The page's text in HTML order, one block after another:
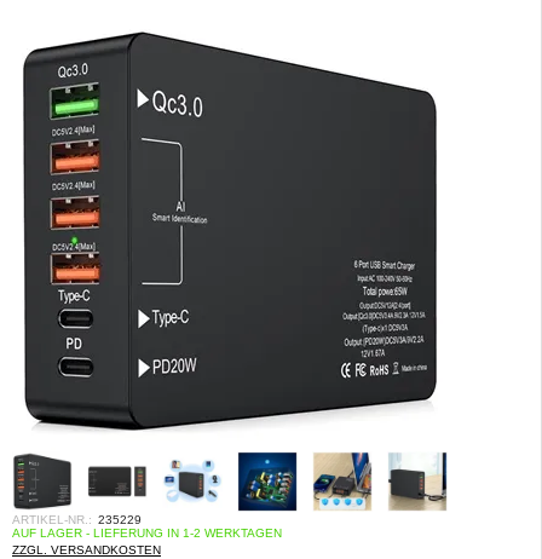
ARTIKEL-NR.: 235229
AUF LAGER - LIEFERUNG IN 1-2 WERKTAGEN
ZZGL. VERSANDKOSTEN